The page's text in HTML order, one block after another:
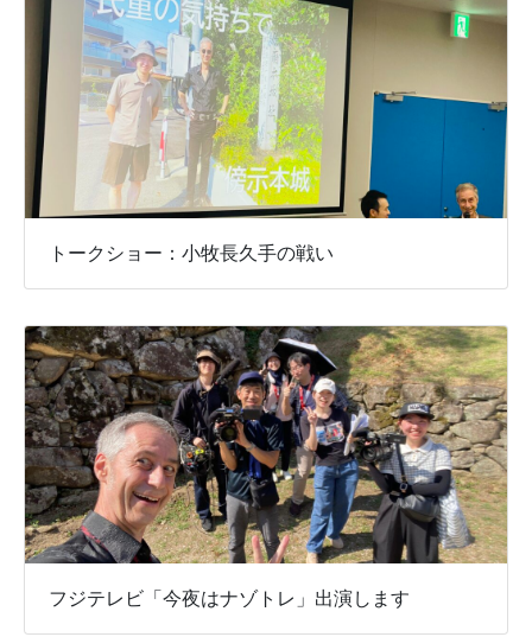
トークショー：小牧長久手の戦い
フジテレビ「今夜はナゾトレ」出演します